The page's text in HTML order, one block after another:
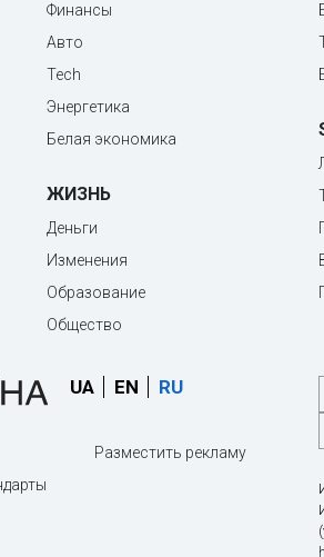
Финансы
Авто
Tech
Энергетика
Белая экономика
ЖИЗНЬ
Деньги
Изменения
Образование
Общество
UA EN RU
Разместить рекламу